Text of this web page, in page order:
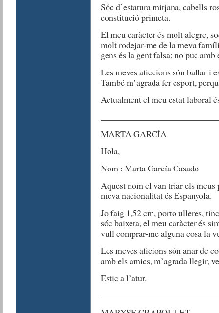
Sóc d’estatura mitjana, cabells
constitució primeta.
El meu caràcter és molt alegre,
molt rodejar-me de la meva
gens és la gent falsa; no puc amb
Les meves aficcions són ballar i
També m’agrada fer esport,
Actualment el meu estat laboral
MARTA GARCÍA
Hola,
Nom : Marta García Casado
Aquest nom el van triar els
meva nacionalitat és Espanyola.
Jo faig 1,52 cm, porto ulleres,
sóc baixeta, el meu caràcter és
vull comprar-me alguna cosa la
Les meves aficions són anar de
amb els amics, m’agrada llegir,
Estic a l’atur.